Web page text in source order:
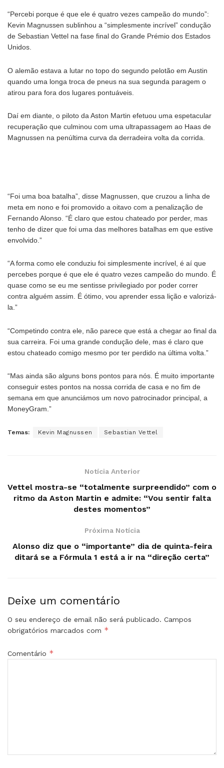
“Percebi porque é que ele é quatro vezes campeão do mundo”:
Kevin Magnussen sublinhou a “simplesmente incrível” condução
de Sebastian Vettel na fase final do Grande Prémio dos Estados
Unidos.
O alemão estava a lutar no topo do segundo pelotão em Austin
quando uma longa troca de pneus na sua segunda paragem o
atirou para fora dos lugares pontuáveis.
Daí em diante, o piloto da Aston Martin efetuou uma espetacular
recuperação que culminou com uma ultrapassagem ao Haas de
Magnussen na penúltima curva da derradeira volta da corrida.
“Foi uma boa batalha”, disse Magnussen, que cruzou a linha de
meta em nono e foi promovido a oitavo com a penalização de
Fernando Alonso. “É claro que estou chateado por perder, mas
tenho de dizer que foi uma das melhores batalhas em que estive
envolvido.”
“A forma como ele conduziu foi simplesmente incrível, é aí que
percebes porque é que ele é quatro vezes campeão do mundo. É
quase como se eu me sentisse privilegiado por poder correr
contra alguém assim. É ótimo, vou aprender essa lição e valorizá-
la.”
“Competindo contra ele, não parece que está a chegar ao final da
sua carreira. Foi uma grande condução dele, mas é claro que
estou chateado comigo mesmo por ter perdido na última volta.”
“Mas ainda são alguns bons pontos para nós. É muito importante
conseguir estes pontos na nossa corrida de casa e no fim de
semana em que anunciámos um novo patrocinador principal, a
MoneyGram.”
Temas: Kevin Magnussen Sebastian Vettel
Notícia Anterior
Vettel mostra-se “totalmente surpreendido” com o
ritmo da Aston Martin e admite: “Vou sentir falta
destes momentos”
Próxima Notícia
Alonso diz que o “importante” dia de quinta-feira
ditará se a Fórmula 1 está a ir na “direção certa”
Deixe um comentário
O seu endereço de email não será publicado. Campos
obrigatórios marcados com *
Comentário *